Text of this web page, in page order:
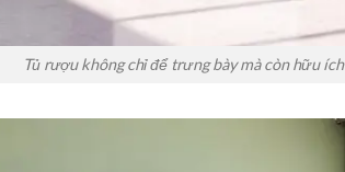
Tủ rượu không chỉ để trưng bày mà còn hữu ích